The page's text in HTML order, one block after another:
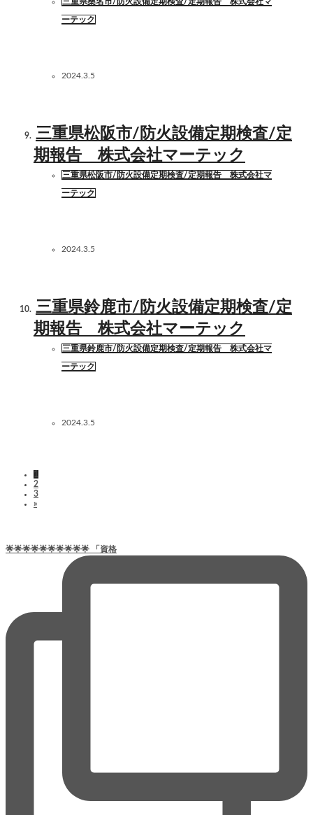
ーテック
2024.3.5
三重県松阪市/防火設備定期検査/定
期報告 株式会社マーテック
三重県松阪市/防火設備定期検査/定期報告 株式会社マ
ーテック
2024.3.5
三重県鈴鹿市/防火設備定期検査/定
期報告 株式会社マーテック
三重県鈴鹿市/防火設備定期検査/定期報告 株式会社マ
ーテック
2024.3.5
1
2
3
»
🌟🌟🌟🌟🌟🌟🌟🌟🌟🌟 「資格